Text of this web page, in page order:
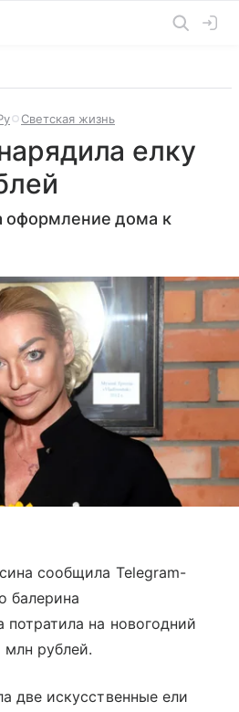
Светская жизнь
елку
оформление дома к
сообщила Telegram-
балерина
потратила на новогодний
рублей.
две искусственные ели